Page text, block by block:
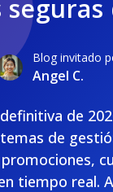
Blog invitado
Angel C.
de
de
tiempo real.